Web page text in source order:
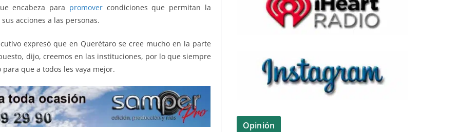
encabeza para promovercondiciones que permitan la
acciones a las personas.
expresó que en Querétaro se cree mucho en la parte
dijo, creemos en las instituciones, por lo que siempre
que a todos les vaya mejor.
Opinión